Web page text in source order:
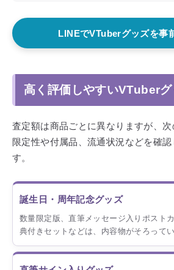
LINEでVTuberグッズを事
高く評価しやすいVTuber
査定額は商品ごとに異なりますが、次
限定性や付属品、流通状況などを確認
す。
誕生日・周年記念グッズ
数量限定版、直筆メッセージ入りポスト
典付きセットなどは、内容物がそろって